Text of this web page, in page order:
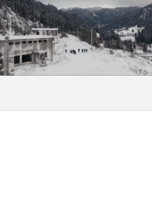
VOIR LA PHOTO EN GRAND